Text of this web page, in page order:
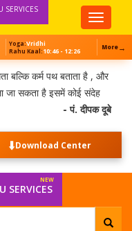
Top
Menu
SERVICES
Yoga:Vridhi
Rahu Kaal:10:46 - 12:26 More→
बल्कि कर्म पथ बताता है , और
जा सकता है इसमें कोई संदेह
- पं. दीपक दूबे
⬇️Download Center
SERVICES
NEW